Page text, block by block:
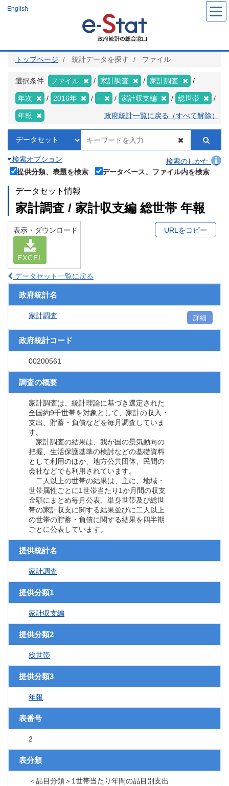
ツ
English
トップページ 統計データを探す ファイル
選択条件: ファイル 家計調査 家計調査
年次 2016年 - 家計収支編 総世帯
年報 政府統計一覧に戻る（すべて解除）
検索オプション
検索のしかた
提供分類、表題を検索
データベース、ファイル内を検索
データセット情報
家計調査 / 家計収支編 総世帯 年報
表示・ダウンロード
EXCEL
URLをコピー
データセット一覧に戻る
政府統計名
家計調査 詳細
政府統計コード
00200561
調査の概要
家計調査は、統計理論に基づき選定された
全国約9千世帯を対象として、家計の収入・
支出、貯蓄・負債などを毎月調査していま
す。
家計調査の結果は、我が国の景気動向の
把握、生活保護基準の検討などの基礎資料
として利用のほか、地方公共団体、民間の
会社などでも利用されています。
二人以上の世帯の結果は、主に、地域・
世帯属性ごとに1世帯当たり1か月間の収支
金額にまとめ毎月公表、単身世帯及び総世
帯の家計収支に関する結果並びに二人以上
の世帯の貯蓄・負債に関する結果を四半期
ごとに公表しています。
提供統計名
家計調査
提供分類1
家計収支編
提供分類2
総世帯
提供分類3
年報
表番号
2
表分類
＜品目分類＞1世帯当たり年間の品目別支出